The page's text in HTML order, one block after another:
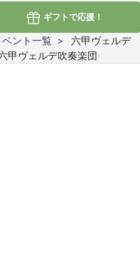
ギフトで応援！
ベント一覧
六甲ヴェルデ
甲ヴェルデ吹奏楽団